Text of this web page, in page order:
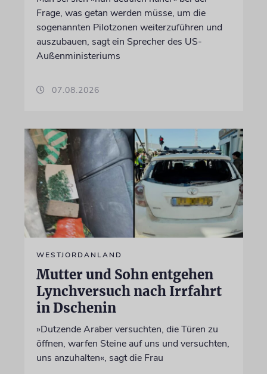
Frage, was getan werden müsse, um die
sogenannten Pilotzonen weiterzuführen und
auszubauen, sagt ein Sprecher des US-
Außenministeriums
07.08.2026
WESTJORDANLAND
Mutter und Sohn entgehen
Lynchversuch nach Irrfahrt
in Dschenin
»Dutzende Araber versuchten, die Türen zu
öffnen, warfen Steine auf uns und versuchten,
uns anzuhalten«, sagt die Frau